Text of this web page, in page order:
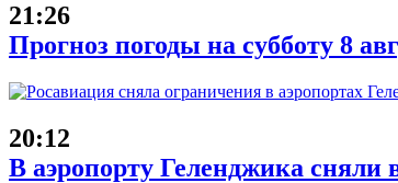
21:26
Прогноз погоды на субботу 8
20:12
В аэропорту Геленджика сняли